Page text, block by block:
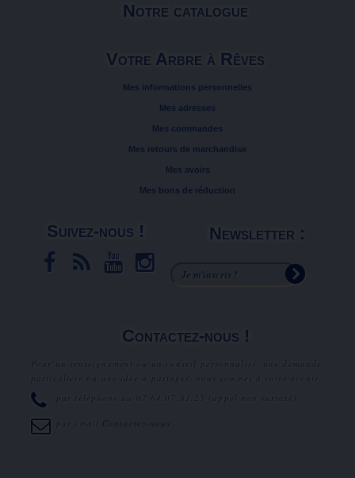
Notre catalogue
Votre Arbre à Rêves
Mes informations personnelles
Mes adresses
Mes commandes
Mes retours de marchandise
Mes avoirs
Mes bons de réduction
Suivez-nous ! Newsletter :
Contactez-nous !
Pour un renseignement ou un conseil personnalisé, une demande
particulière ou une idée à partager, nous sommes à votre écoute.
par téléphone au
07.64.07.81.25 (appel non surtaxé).
par email Contactez-nous